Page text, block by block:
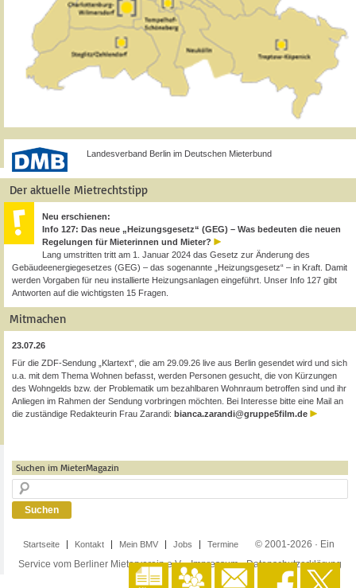
Landesverband Berlin im Deutschen Mieterbund
Der aktuelle Mietrechtstipp
Neu erschienen:
Info 127: Das neue „Heizungsgesetz“ (GEG) – Was bedeuten die neuen
Regelungen für Mieterinnen und Mieter?
Lang umstritten tritt am 1. Januar 2024 das Gesetz zur Änderung des
Gebäudeenergiegesetzes (GEG) – das sogenannte „Heizungsgesetz“ – in Kraft. Damit
werden Vorgaben für neu installierte Heizungsanlagen eingeführt. Unser Info 127 gibt
Antworten auf die wichtigsten 15 Fragen.
Mitmachen
23.07.26
Für die ZDF-Sendung „Klartext“, die am 29.09.26 live aus Berlin gesendet wird und sich
u.a. mit dem Thema Wohnen befasst, werden Personen gesucht, die von Kürzungen
des Wohngelds bzw. der Problematik um bezahlbaren Wohnraum betroffen sind und ihr
Anliegen im Rahmen der Sendung vorbringen möchten. Bei Interesse bitte eine Mail an
die zuständige Redakteurin Frau Zarandi: bianca.zarandi@gruppe5film.de
Suchen im MieterMagazin
Startseite Kontakt Mein BMV Jobs Termine
© 2001-2026 · Ein
Service vom Berliner Mieterverein e.V. ·Impressum·Datenschutzerklärung